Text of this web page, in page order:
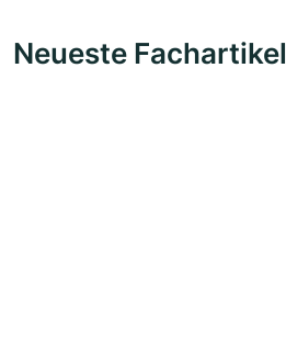
Neueste Fachartikel